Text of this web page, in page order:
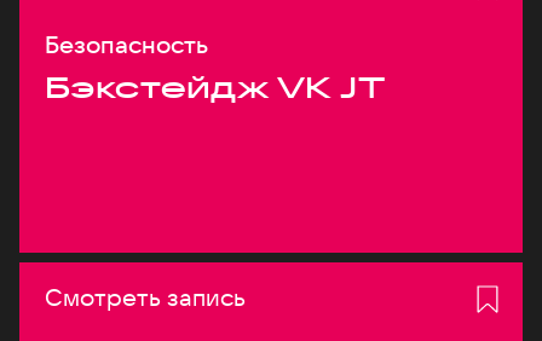
Безопасность
Бэкстейдж VK JT
Смотреть запись